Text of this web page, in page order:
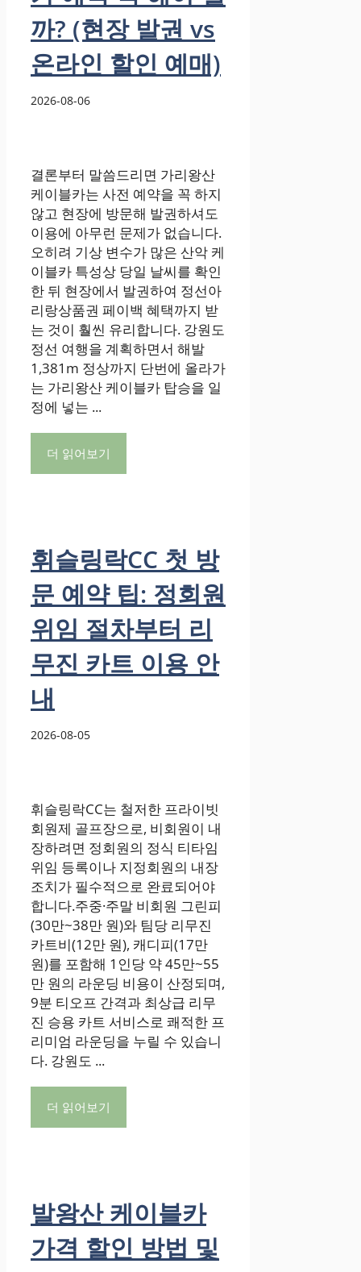
까? (현장 발권 vs
온라인 할인 예매)
2026-08-06
결론부터 말씀드리면 가리왕산
케이블카는 사전 예약을 꼭 하지
않고 현장에 방문해 발권하셔도
이용에 아무런 문제가 없습니다.
오히려 기상 변수가 많은 산악 케
이블카 특성상 당일 날씨를 확인
한 뒤 현장에서 발권하여 정선아
리랑상품권 페이백 혜택까지 받
는 것이 훨씬 유리합니다. 강원도
정선 여행을 계획하면서 해발
1,381m 정상까지 단번에 올라가
는 가리왕산 케이블카 탑승을 일
정에 넣는 ...
더 읽어보기
휘슬링락CC 첫 방
문 예약 팁: 정회원
위임 절차부터 리
무진 카트 이용 안
내
2026-08-05
휘슬링락CC는 철저한 프라이빗
회원제 골프장으로, 비회원이 내
장하려면 정회원의 정식 티타임
위임 등록이나 지정회원의 내장
조치가 필수적으로 완료되어야
합니다.주중·주말 비회원 그린피
(30만~38만 원)와 팀당 리무진
카트비(12만 원), 캐디피(17만
원)를 포함해 1인당 약 45만~55
만 원의 라운딩 비용이 산정되며,
9분 티오프 간격과 최상급 리무
진 승용 카트 서비스로 쾌적한 프
리미엄 라운딩을 누릴 수 있습니
다. 강원도 ...
더 읽어보기
발왕산 케이블카
가격 할인 방법 및